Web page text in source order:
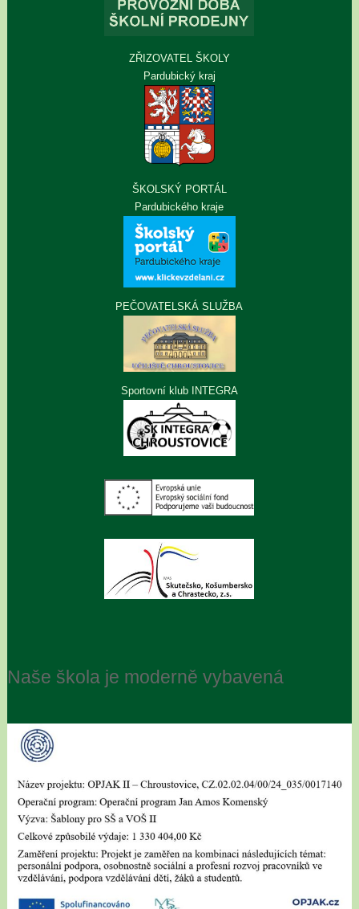
ZŘIZOVATEL ŠKOLY
Pardubický kraj
ŠKOLSKÝ PORTÁL
Pardubického kraje
PEČOVATELSKÁ SLUŽBA
Sportovní klub INTEGRA
Naše škola je moderně vybavená